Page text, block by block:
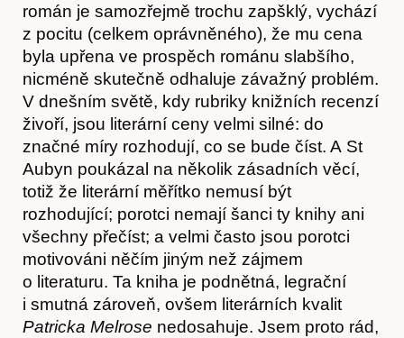
Předplatné
román je samozřejmě trochu zapšklý, vychází
z pocitu (celkem oprávněného), že mu cena
byla upřena ve prospěch románu slabšího,
nicméně skutečně odhaluje závažný problém.
V dnešním světě, kdy rubriky knižních recenzí
živoří, jsou literární ceny velmi silné: do
značné míry rozhodují, co se bude číst. A St
Aubyn poukázal na několik zásadních věcí,
totiž že literární měřítko nemusí být
rozhodující; porotci nemají šanci ty knihy ani
všechny přečíst; a velmi často jsou porotci
motivováni něčím jiným než zájmem
o literaturu. Ta kniha je podnětná, legrační
i smutná zároveň, ovšem literárních kvalit
Patricka Melrose nedosahuje. Jsem proto rád,